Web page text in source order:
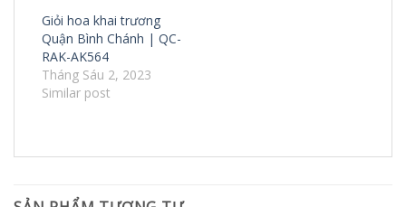
Giỏi hoa khai trương
Quận Bình Chánh | QC-
RAK-AK564
Tháng Sáu 2, 2023
Similar post